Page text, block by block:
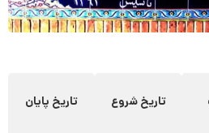
تاریخ شروع تاریخ پایان